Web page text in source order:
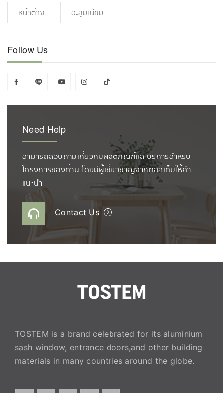
หน้าต่าง อะลูมิเนียม
Follow Us
Need Help
สามารถสอบถามเกี่ยวกับผลิตภัณฑ์และบริการสำหรับ
โครงการของท่าน โดยมีผู้เชี่ยวชาญจากทอสเท็มให้คำ
แนะนำ
Contact Us
TOSTEM is a brand celebrated for its aluminium
sash window, entrance doors,and other building
materials in many countries around the globe.